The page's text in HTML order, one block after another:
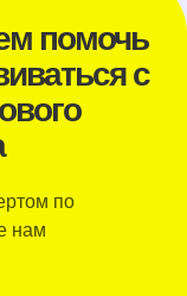
помочь
с
по
нам